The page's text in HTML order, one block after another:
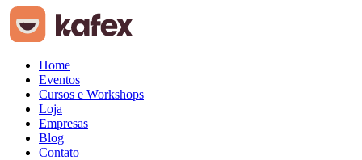
Home
Eventos
Cursos e Workshops
Loja
Empresas
Blog
Contato